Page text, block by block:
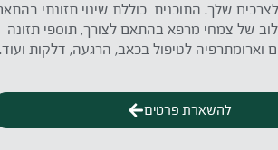
שלך. התוכנית כוללת שינוי תזונתי
של צמחי מרפא בהתאם לצורך, תוספי תזונה
וארומתרפיה לטיפול בכאב, הרגעה, דלקות ועוד.
להשארת פרטים